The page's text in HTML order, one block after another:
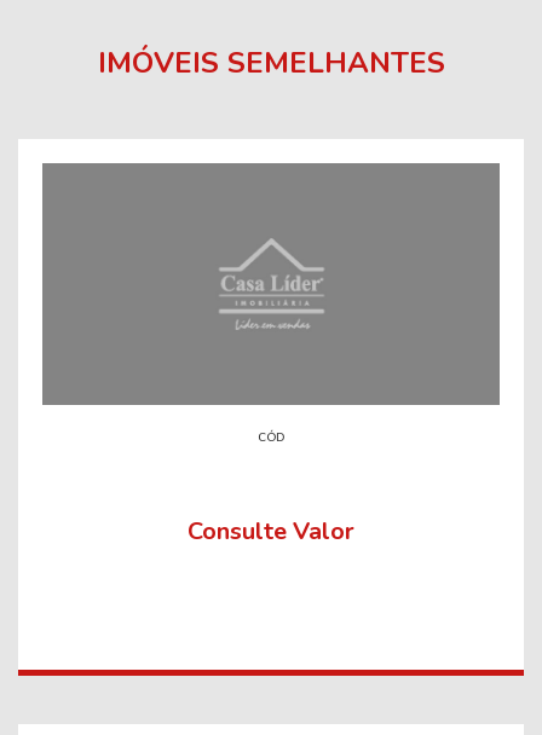
IMÓVEIS SEMELHANTES
CÓD
Consulte Valor